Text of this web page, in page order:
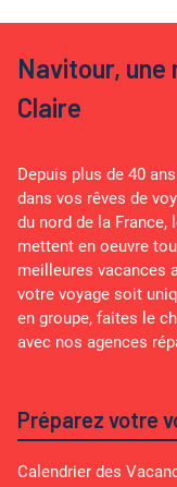
Navitour, une
Claire
Depuis plus de 40
dans vos rêves de
du nord de la France,
mettent en oeuvre
meilleures vacances
votre voyage soit
en groupe, faites le
avec nos agences
Préparez votre
Calendrier des